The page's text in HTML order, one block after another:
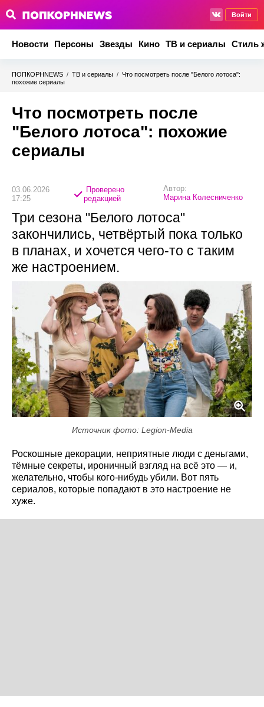
Войти
Новости Персоны Звезды Кино ТВ и сериалы Стиль
ПОПКОРНNEWS / ТВ и сериалы / Что посмотреть после "Белого лотоса":
похожие сериалы
Что посмотреть после
"Белого лотоса": похожие
сериалы
03.06.2026
17:25
Проверено
редакцией
Автор:
Марина Колесниченко
Три сезона "Белого лотоса"
закончились, четвёртый пока только
в планах, и хочется чего-то с таким
же настроением.
Источник фото: Legion-Media
Роскошные декорации, неприятные люди с деньгами,
тёмные секреты, ироничный взгляд на всё это — и,
желательно, чтобы кого-нибудь убили. Вот пять
сериалов, которые попадают в это настроение не
хуже.